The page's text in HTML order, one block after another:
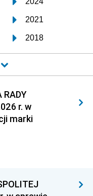
2021
2018
2015
2012
2009
2006
1994
RADY
r. w
marki